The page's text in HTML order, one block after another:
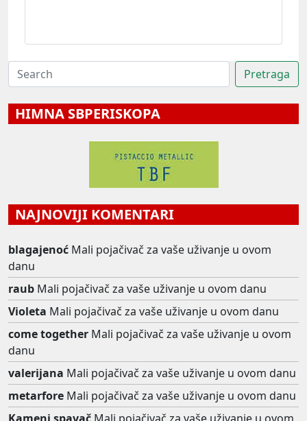
HIMNA SBPERISKOPA
NAJNOVIJI KOMENTARI
blagajenoć Mali pojačivač za vaše uživanje u ovom
danu
raub Mali pojačivač za vaše uživanje u ovom danu
Violeta Mali pojačivač za vaše uživanje u ovom danu
come together Mali pojačivač za vaše uživanje u ovom
danu
valerijana Mali pojačivač za vaše uživanje u ovom danu
metarfore Mali pojačivač za vaše uživanje u ovom danu